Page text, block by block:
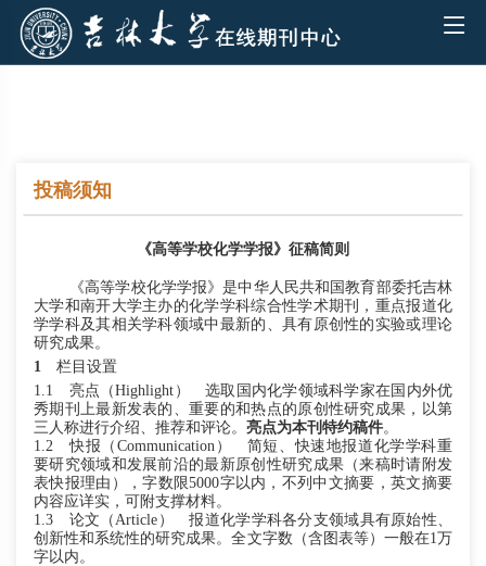
投稿须知
《高等学校化学学报》 征稿简则
《高等学校化学学报》是中华人民共和国教育部委托吉林
大学和南开大学主办的化学学科综合性学术期刊，重点报道化
学学科及其相关学科领域中最新的 、 具有原创性的实验或理论
研究成果。
1
栏目设置
1.1
亮点 （Highlight） 选取国内化学领域科学家在国内外优
秀期刊上最新发表的、重要的和热点的原创性研究成果，以第
三人称进行介绍、推荐和评论。 亮点为本刊特约稿件。
1.2
快报 （Communication）
简短、快速地报道化学学科重
要研究领域和发展前沿的最新原创性研究成果（来稿时请附发
表快报理由），字数限5000字以内，不列中文摘要，英文摘要
内容应详实，可附支撑材料。
1.3
论文 （Article）
报道化学学科各分支领域具有原始性、
创新性和系统性的研究成果。全文字数（含图表等）一般在1万
字以内。